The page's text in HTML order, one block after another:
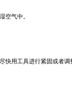
空气中。
用工具进行紧固或者调